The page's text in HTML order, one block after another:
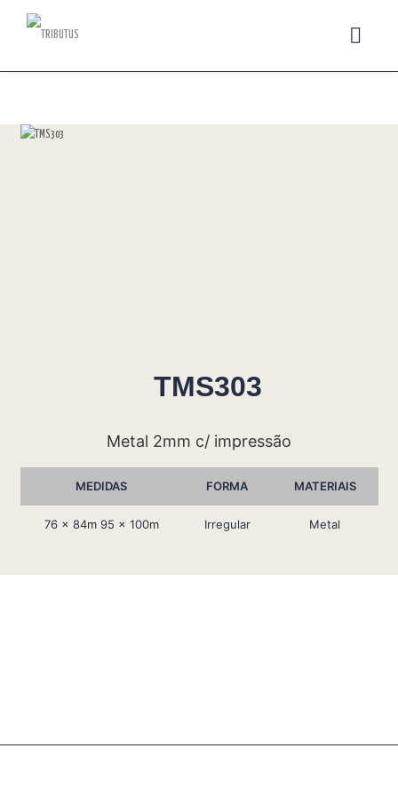
TMS303
Metal 2mm c/ impressão
MEDIDAS FORMA MATERIAIS
76 x 84m 95 x 100m Irregular Metal